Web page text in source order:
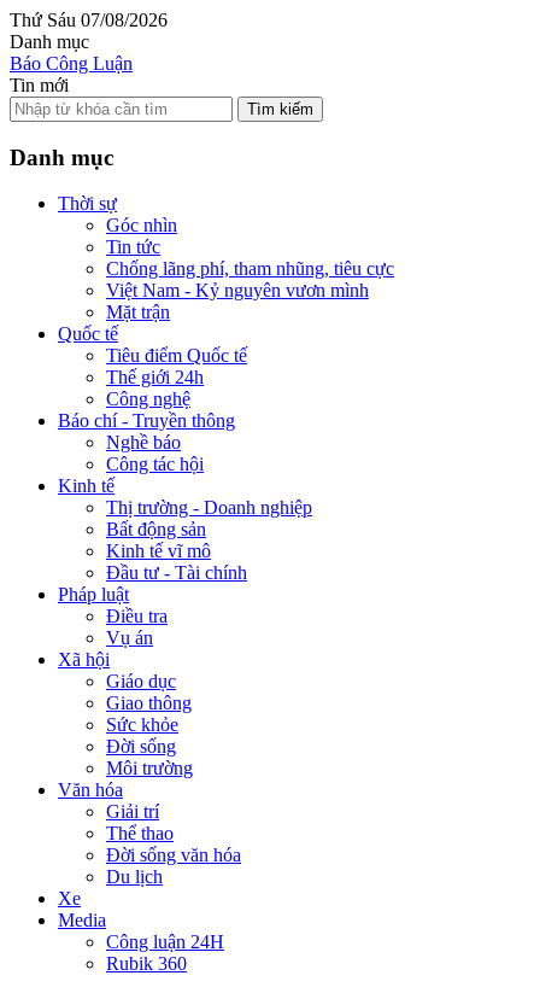
Thứ Sáu 07/08/2026
Danh mục
Báo Công Luận
Tin mới
Tìm kiếm
Danh mục
Thời sự
Góc nhìn
Tin tức
Chống lãng phí, tham nhũng, tiêu cực
Việt Nam - Kỷ nguyên vươn mình
Mặt trận
Quốc tế
Tiêu điểm Quốc tế
Thế giới 24h
Công nghệ
Báo chí - Truyền thông
Nghề báo
Công tác hội
Kinh tế
Thị trường - Doanh nghiệp
Bất động sản
Kinh tế vĩ mô
Đầu tư - Tài chính
Pháp luật
Điều tra
Vụ án
Xã hội
Giáo dục
Giao thông
Sức khỏe
Đời sống
Môi trường
Văn hóa
Giải trí
Thể thao
Đời sống văn hóa
Du lịch
Xe
Media
Công luận 24H
Rubik 360